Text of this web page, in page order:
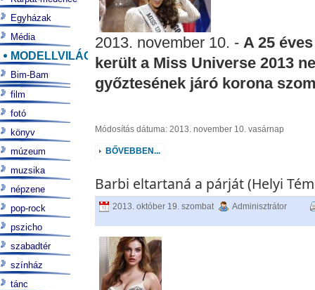
2013. november 10. - A 25
került a Miss Universe 2013
győztesének járó korona
Módosítás dátuma: 2013. november 10. vasárnap
BŐVEBBEN...
Barbi eltartaná a párját (Helyi
2013. október 19. szombat Adminisztrátor
Egyházak
Média
MODELLVILÁG
Bim-Bam
film
fotó
könyv
múzeum
muzsika
népzene
pop-rock
pszicho
szabadtér
színház
tánc